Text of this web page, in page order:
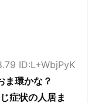
ID:L+WbjPyK
環かな？
症状の人居ま